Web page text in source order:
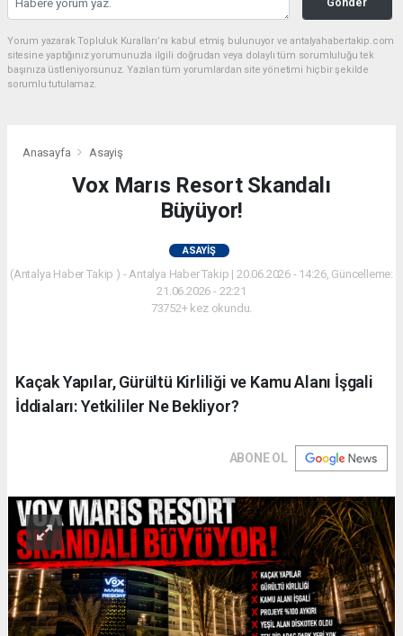
Yorum yazarak Topluluk Kuralları’nı kabul etmiş bulunuyor ve antalyahabertakip.com
sitesine yaptığınız yorumunuzla ilgili doğrudan veya dolaylı tüm sorumluluğu tek
başınıza üstleniyorsunuz. Yazılan tüm yorumlardan site yönetimi hiçbir şekilde
sorumlu tutulamaz.
Anasayfa Asayiş
Vox Marıs Resort Skandalı
Büyüyor!
ASAYIŞ
(Antalya Haber Takip ) - Antalya Haber Takip | 20.06.2026 - 14:26, Güncelleme:
21.06.2026 - 22:21
73752+ kez okundu.
Kaçak Yapılar, Gürültü Kirliliği ve Kamu Alanı İşgali
İddiaları: Yetkililer Ne Bekliyor?
ABONE OL